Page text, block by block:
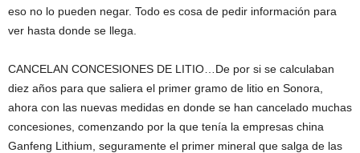
eso no lo pueden negar. Todo es cosa de pedir información para
ver hasta donde se llega.
CANCELAN CONCESIONES DE LITIO…De por si se calculaban
diez años para que saliera el primer gramo de litio en Sonora,
ahora con las nuevas medidas en donde se han cancelado muchas
concesiones, comenzando por la que tenía la empresas china
Ganfeng Lithium, seguramente el primer mineral que salga de las